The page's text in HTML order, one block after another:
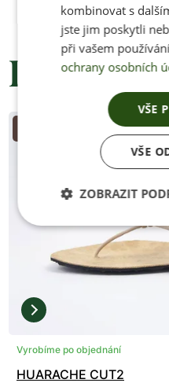
Podobné
Vyrobíme po objednání
HUARACHE CUT2
kombinovat s
jste jim poskytli
při vašem
ochrany osobních
VŠE
VŠE
ZOBRAZIT